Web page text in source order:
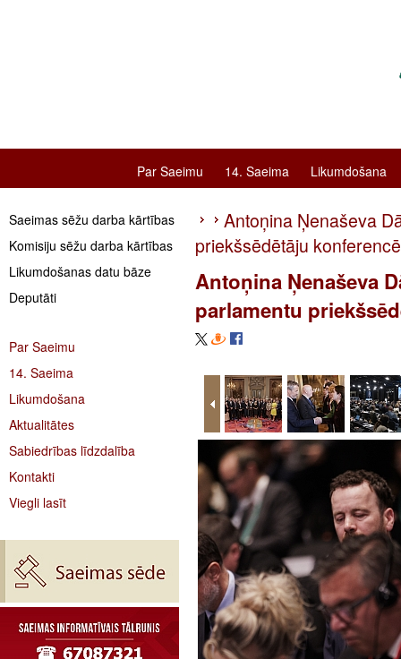
Par Saeimu 14. Saeima Likumdošana
Saeimas sēžu darba kārtības
Komisiju sēžu darba kārtības
Likumdošanas datu bāze
Deputāti
Par Saeimu
14. Saeima
Likumdošana
Aktualitātes
Sabiedrības līdzdalība
Kontakti
Viegli lasīt
Antoņina Ņenaševa
priekšsēdētāju konferencē
Antoņina Ņenaševa
parlamentu